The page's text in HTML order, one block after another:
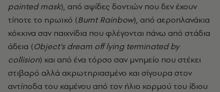
painted mask), από αψίδες δοντιών που δεν έχουν
τίποτε το ηρωϊκό (Burnt Rainbow), από αεροπλανάκια
κόκκινα σαν παιχνίδια που φλέγονται πάνω από στάδια
άδεια (Object’s dream off lying terminated by
collision) και από ένα τόρσο σαν μνημείο που στέκει
στιβαρό αλλά ακρωτηριασμένο και σίγουρα στον
αντίποδα του καμένου από τον ήλιο κορμού του ίδιου